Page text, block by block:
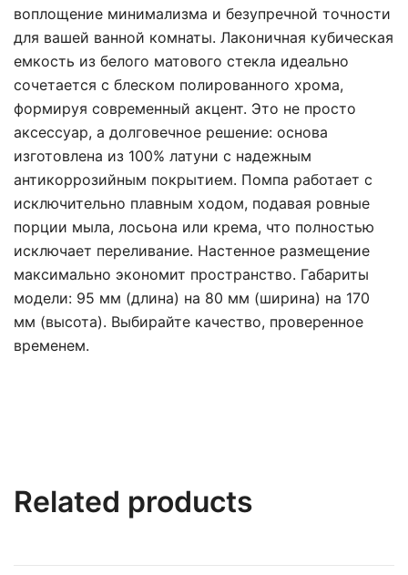
воплощение минимализма и безупречной точности
для вашей ванной комнаты. Лаконичная кубическая
емкость из белого матового стекла идеально
сочетается с блеском полированного хрома,
формируя современный акцент. Это не просто
аксессуар, а долговечное решение: основа
изготовлена из 100% латуни с надежным
антикоррозийным покрытием. Помпа работает с
исключительно плавным ходом, подавая ровные
порции мыла, лосьона или крема, что полностью
исключает переливание. Настенное размещение
максимально экономит пространство. Габариты
модели: 95 мм (длина) на 80 мм (ширина) на 170
мм (высота). Выбирайте качество, проверенное
временем.
Related products